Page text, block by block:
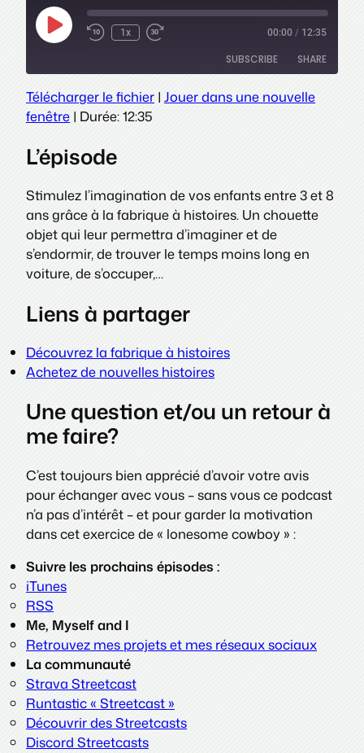
Play
Episode
1x 00:00 / 12:35
SUBSCRIBE SHARE
RSS FEED
SHARE
Télécharger le fichier | Jouer dans une nouvelle
fenêtre | Durée: 12:35
L’épisode
Stimulez l’imagination de vos enfants entre 3 et 8
ans grâce à la fabrique à histoires. Un chouette
objet qui leur permettra d’imaginer et de
s’endormir, de trouver le temps moins long en
voiture, de s’occuper,…
Liens à partager
Découvrez la fabrique à histoires
Achetez de nouvelles histoires
Une question et/ou un retour à
me faire?
C’est toujours bien apprécié d’avoir votre avis
pour échanger avec vous – sans vous ce podcast
n’a pas d’intérêt – et pour garder la motivation
dans cet exercice de « lonesome cowboy » :
Suivre les prochains épisodes :
iTunes
RSS
Me, Myself and I
Retrouvez mes projets et mes réseaux sociaux
La communauté
Strava Streetcast
Runtastic « Streetcast »
Découvrir des Streetcasts
Discord Streetcasts